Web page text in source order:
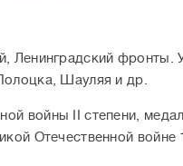
Ленинградский фронты.
Шауляя и др.
войны II степени,
Отечественной войне